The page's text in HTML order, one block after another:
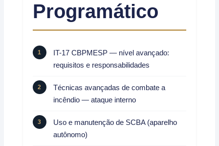
Programático
IT-17 CBPMESP — nível avançado:
requisitos e responsabilidades
Técnicas avançadas de combate a
incêndio — ataque interno
Uso e manutenção de SCBA (aparelho
autônomo)